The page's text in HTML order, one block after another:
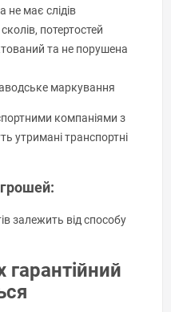
не має слідів
потертостей
та не порушена
маркування
компаніями з
утримані транспортні
залежить від способу